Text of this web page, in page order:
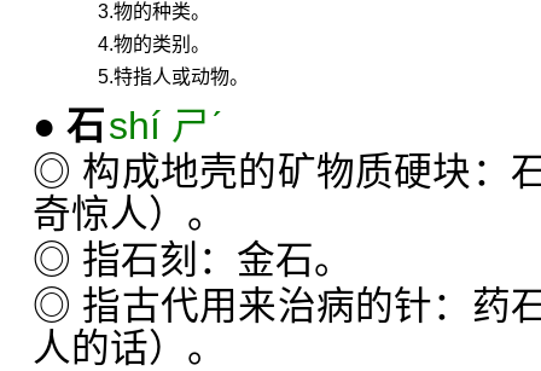
3.物的种类。
4.物的类别。
5.特指人或动物。
● 石shí ㄕˊ
◎ 构成地壳的矿物质硬块：
奇惊人）。
◎ 指石刻：金石。
◎ 指古代用来治病的针：药
人的话）。